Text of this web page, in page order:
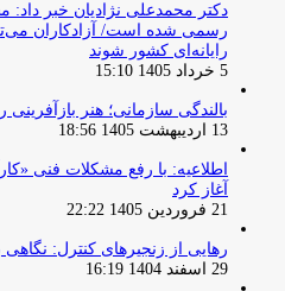
دکتر محمدعلی نژادیان خبر داد:
رسمی شده است/ آزادکاران
رایانه‌ای کشور شوند
5 خرداد 1405 15:10
بالندگی سازمانی؛ هنر
13 اردیبهشت 1405 18:56
اطلاعیه: با رفع مشکلات فنی
آغاز کرد
21 فروردین 1405 22:22
رهایی از زنجیرهای کنترل: نگاهی
29 اسفند 1404 16:19